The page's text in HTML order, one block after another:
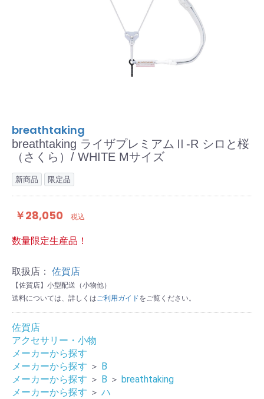
breathtaking
breathtaking ライザプレミアムⅡ-R シロと桜
（さくら）/ WHITE Mサイズ
新商品 限定品
￥28,050 税込
数量限定生産品！
取扱店： 佐賀店
【佐賀店】小型配送（小物他）
送料については、詳しくはご利用ガイドをご覧ください。
佐賀店
アクセサリー・小物
メーカーから探す
メーカーから探す ＞ B
メーカーから探す ＞ B ＞ breathtaking
メーカーから探す ＞ ハ